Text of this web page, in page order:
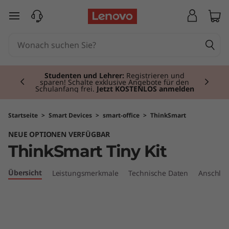
T
S
m
a
zum Hauptinhalt springen
Studenten und Lehrer: Registrieren und
sparen! Schalte exklusive Angebote für den
Schulanfang frei. Jetzt KOSTENLOS anmelden
Currently displaying item 2 of 3
Startseite > Smart Devices > smart-office > ThinkSmart
NEUE OPTIONEN VERFÜGBAR
ThinkSmart Tiny Kit
Übersicht Leistungsmerkmale Technische Daten